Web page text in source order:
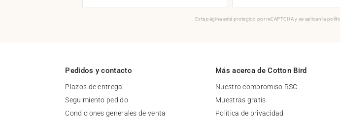
Esta página está protegido por reCAPTCHA y se aplican la
Pedidos y contacto
Plazos de entrega
Seguimiento pedido
Condiciones generales de venta
Más acerca de Cotton Bird
Nuestro compromiso RSC
Muestras gratis
Política de privacidad